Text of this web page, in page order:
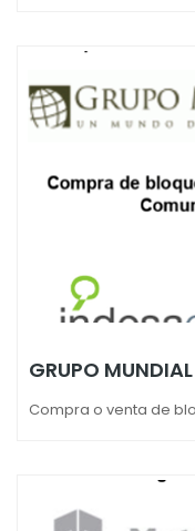
GRUPO
Compra o venta de